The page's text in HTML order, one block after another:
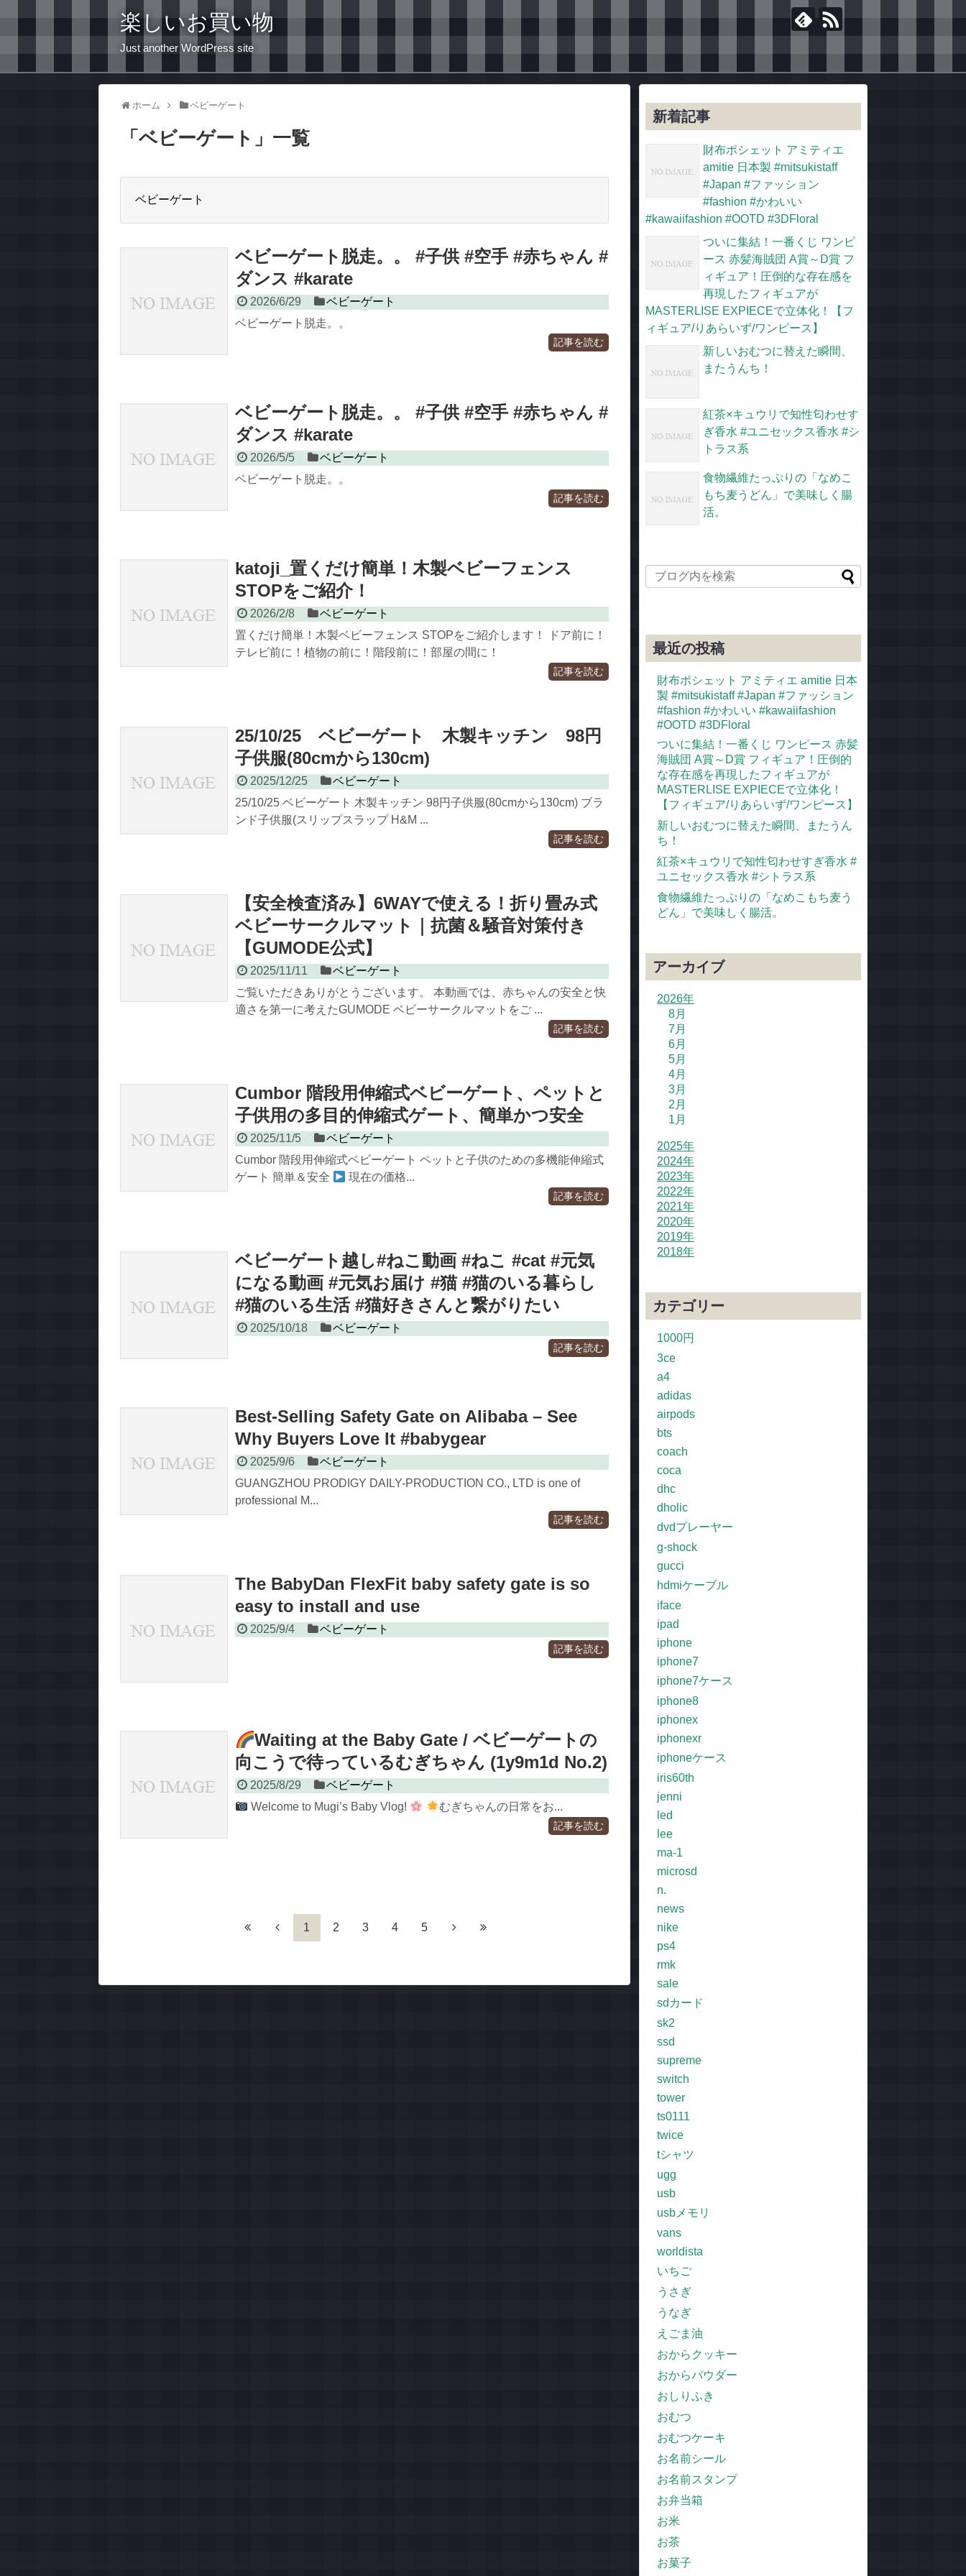
楽しいお買い物
Just another WordPress site
ホーム ベビーゲート
「 ベビーゲート 」 一覧
ベビーゲート
ベビーゲート脱走。。 #子供 #空手 #赤ちゃん #
ダンス #karate
2026/6/29
ベビーゲート
ベビーゲート脱走。。
記事を読む
ベビーゲート脱走。。 #子供 #空手 #赤ちゃん #
ダンス #karate
2026/5/5
ベビーゲート
ベビーゲート脱走。。
記事を読む
katoji_置くだけ簡単！木製ベビーフェンス
STOPをご紹介！
2026/2/8
ベビーゲート
置くだけ簡単！木製ベビーフェンス STOPをご紹介します！ ドア前に！
テレビ前に！植物の前に！階段前に！部屋の間に！
記事を読む
25/10/25 ベビーゲート 木製キッチン 98円
子供服(80cmから130cm)
2025/12/25
ベビーゲート
25/10/25 ベビーゲート 木製キッチン 98円子供服(80cmから130cm) ブラ
ンド子供服(スリップスラップ H&M ...
記事を読む
【安全検査済み】6WAYで使える！折り畳み式
ベビーサークルマット｜抗菌＆騒音対策付き
【GUMODE公式】
2025/11/11
ベビーゲート
ご覧いただきありがとうございます。 本動画では、赤ちゃんの安全と快
適さを第一に考えたGUMODE ベビーサークルマットをご ...
記事を読む
Cumbor 階段用伸縮式ベビーゲート、ペットと
子供用の多目的伸縮式ゲート、簡単かつ安全
2025/11/5
ベビーゲート
Cumbor 階段用伸縮式ベビーゲート ペットと子供のための多機能伸縮式
ゲート 簡単＆安全
現在の価格...
記事を読む
ベビーゲート越し#ねこ動画 #ねこ #cat #元気
になる動画 #元気お届け #猫 #猫のいる暮らし
#猫のいる生活 #猫好きさんと繋がりたい
2025/10/18 ベビーゲート
記事を読む
Best-Selling Safety Gate on Alibaba – See
Why Buyers Love It #babygear
2025/9/6
ベビーゲート
GUANGZHOU PRODIGY DAILY-PRODUCTION CO., LTD is one of
professional M...
記事を読む
The BabyDan FlexFit baby safety gate is so
easy to install and use
2025/9/4 ベビーゲート
記事を読む
Waiting at the Baby Gate / ベビーゲートの
向こうで待っているむぎちゃん (1y9m1d No.2)
2025/8/29
ベビーゲート
Welcome to Mugi’s Baby Vlog!
むぎちゃんの日常をお...
記事を読む
1 2 3 4 5
新着記事
財布ポシェット アミティエ
amitie 日本製 #mitsukistaff
#Japan #ファッション
#fashion #かわいい
#kawaiifashion #OOTD #3DFloral
ついに集結！一番くじ ワンピ
ース 赤髪海賊団 A賞～D賞 フ
ィギュア！圧倒的な存在感を
再現したフィギュアが
MASTERLISE EXPIECEで立体化！【フ
ィギュア/りあらいず/ワンピース】
新しいおむつに替えた瞬間、
またうんち！
紅茶×キュウリで知性匂わせす
ぎ香水 #ユニセックス香水 #シ
トラス系
食物繊維たっぷりの「なめこ
もち麦うどん」で美味しく腸
活。
最近の投稿
財布ポシェット アミティエ amitie 日本
製 #mitsukistaff #Japan #ファッション
#fashion #かわいい #kawaiifashion
#OOTD #3DFloral
ついに集結！一番くじ ワンピース 赤髪
海賊団 A賞～D賞 フィギュア！圧倒的
な存在感を再現したフィギュアが
MASTERLISE EXPIECEで立体化！
【フィギュア/りあらいず/ワンピース】
新しいおむつに替えた瞬間、またうん
ち！
紅茶×キュウリで知性匂わせすぎ香水 #
ユニセックス香水 #シトラス系
食物繊維たっぷりの「なめこもち麦う
どん」で美味しく腸活。
アーカイブ
2026年
8月
7月
6月
5月
4月
3月
2月
1月
2025年
2024年
2023年
2022年
2021年
2020年
2019年
2018年
カテゴリー
1000円
3ce
a4
adidas
airpods
bts
coach
coca
dhc
dholic
dvdプレーヤー
g-shock
gucci
hdmiケーブル
iface
ipad
iphone
iphone7
iphone7ケース
iphone8
iphonex
iphonexr
iphoneケース
iris60th
jenni
led
lee
ma-1
microsd
n.
news
nike
ps4
rmk
sale
sdカード
sk2
ssd
supreme
switch
tower
ts0111
twice
tシャツ
ugg
usb
usbメモリ
vans
worldista
いちご
うさぎ
うなぎ
えごま油
おからクッキー
おからパウダー
おしりふき
おむつ
おむつケーキ
お名前シール
お名前スタンプ
お弁当箱
お米
お茶
お菓子